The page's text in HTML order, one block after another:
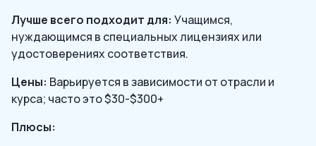
Лучше всего подходит для: Учащимся,
нуждающимся в специальных лицензиях или
удостоверениях соответствия.
Цены: Варьируется в зависимости от отрасли и
курса; часто это $30-$300+
Плюсы: